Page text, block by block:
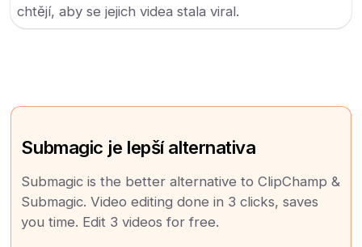
chtějí, aby se jejich videa stala viral.
Submagic je lepší alternativa
Submagic is the better alternative to ClipChamp &
Submagic. Video editing done in 3 clicks, saves
you time. Edit 3 videos for free.